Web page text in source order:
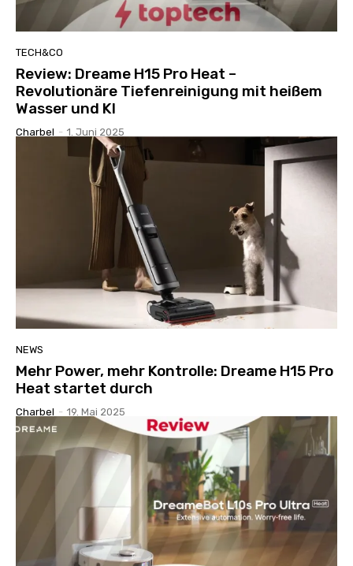
TECH&CO
Review: Dreame H15 Pro Heat –
Revolutionäre Tiefenreinigung mit heißem
Wasser und KI
Charbel - 1. Juni 2025
NEWS
Mehr Power, mehr Kontrolle: Dreame H15 Pro
Heat startet durch
Charbel - 19. Mai 2025